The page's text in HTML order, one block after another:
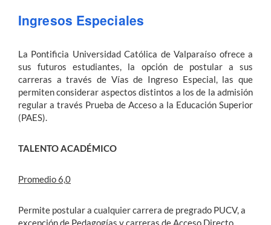
Ingresos Especiales
La Pontificia Universidad Católica de Valparaíso ofrece a
sus futuros estudiantes, la opción de postular a sus
carreras a través de Vías de Ingreso Especial, las que
permiten considerar aspectos distintos a los de la admisión
regular a través Prueba de Acceso a la Educación Superior
(PAES).
TALENTO ACADÉMICO
Promedio 6,0
Permite postular a cualquier carrera de pregrado PUCV, a
excepción de Pedagogías y carreras de Acceso Directo.